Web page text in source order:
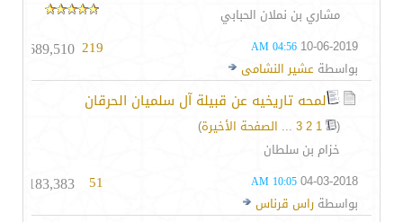
مشاري بن نملان الحبابي
10-06-2019
04:56 AM
بواسطة عشير النشامى
219
689,510
لمحه تاريخيه عن قبيلة آل سلميان الحرقان
(
1
2
3
... الصفحة الأخيرة)
خزام بن سلطان
04-03-2018
10:05 AM
بواسطة راس قرناس
51
183,383